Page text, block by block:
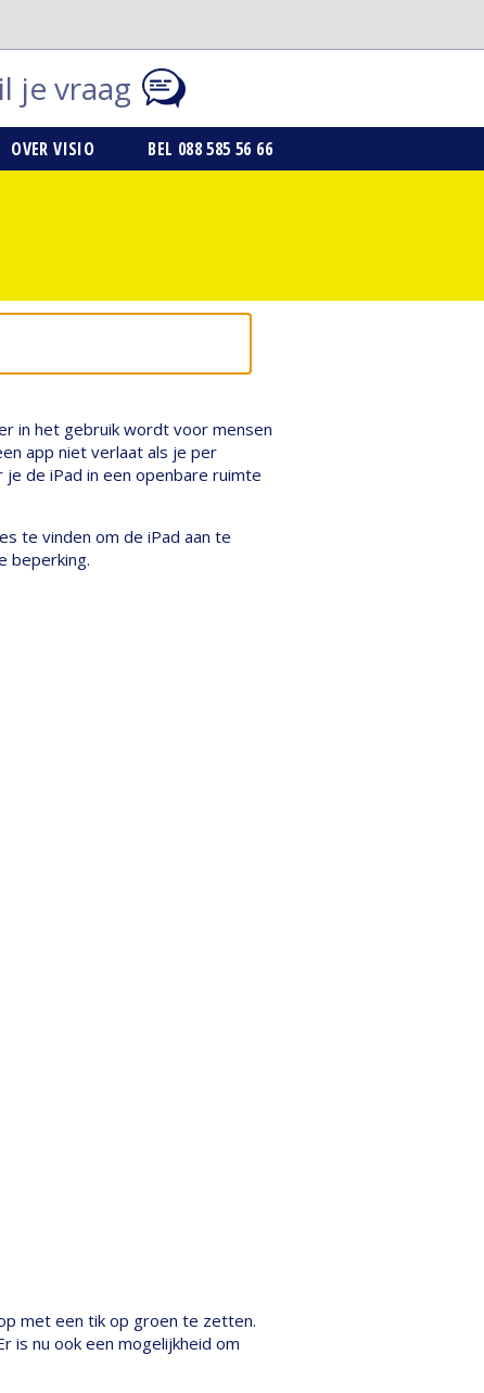
je vraag
OVER VISIO BEL 088 585 56 66
in het gebruik wordt voor mensen
app niet verlaat als je per
de iPad in een openbare ruimte
te vinden om de iPad aan te
beperking.
met een tik op groen te zetten.
is nu ook een mogelijkheid om